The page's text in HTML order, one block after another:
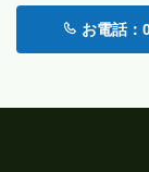
お電話：